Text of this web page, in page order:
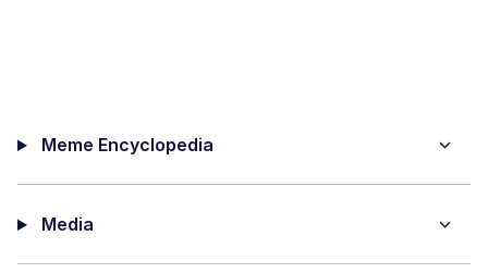
Meme Encyclopedia
Media